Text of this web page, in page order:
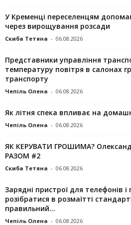
У Кременці переселенцям
через вирощування розсади
Скиба Тетяна - 06.08.2026
Представники управління
температуру повітря в салонах
транспорту
Чепіль Олена - 06.08.2026
Як літня спека впливає на
Чепіль Олена - 06.08.2026
ЯК КЕРУВАТИ ГРОШИМА?
РАЗОМ #2
Скиба Тетяна - 06.08.2026
Зарядні пристрої для телефонів
розібратися в розмаїтті
правильний...
Чепіль Олена - 06.08.2026